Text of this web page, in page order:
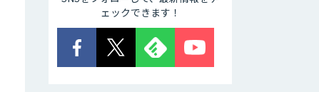
ェックできます！